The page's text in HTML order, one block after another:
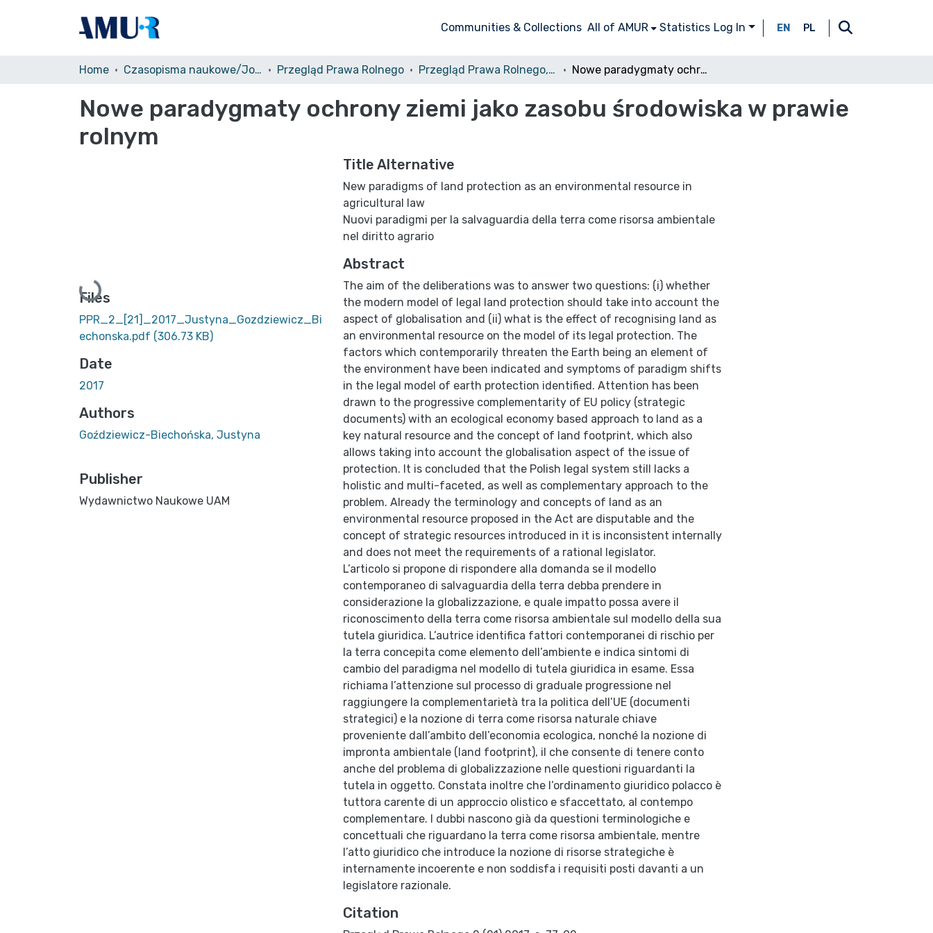
Communities & Collections All of AMUR Statistics Log In EN PL
Home Czasopisma naukowe/Journals Przegląd Prawa Rolnego Przegląd Prawa Rolnego, 2017 Nr 2 (21) Nowe paradygmaty ochrony ziemi jako zasobu środowiska w prawie rolnym
Nowe paradygmaty ochrony ziemi jako zasobu środowiska w prawie
rolnym
Loading...
Files
PPR_2_[21]_2017_Justyna_Gozdziewicz_Bi
echonska.pdf (306.73 KB)
Date
2017
Authors
Goździewicz-Biechońska, Justyna
Publisher
Wydawnictwo Naukowe UAM
Title Alternative
New paradigms of land protection as an environmental resource in
agricultural law
Nuovi paradigmi per la salvaguardia della terra come risorsa ambientale
nel diritto agrario
Abstract
The aim of the deliberations was to answer two questions: (i) whether
the modern model of legal land protection should take into account the
aspect of globalisation and (ii) what is the effect of recognising land as
an environmental resource on the model of its legal protection. The
factors which contemporarily threaten the Earth being an element of
the environment have been indicated and symptoms of paradigm shifts
in the legal model of earth protection identified. Attention has been
drawn to the progressive complementarity of EU policy (strategic
documents) with an ecological economy based approach to land as a
key natural resource and the concept of land footprint, which also
allows taking into account the globalisation aspect of the issue of
protection. It is concluded that the Polish legal system still lacks a
holistic and multi-faceted, as well as complementary approach to the
problem. Already the terminology and concepts of land as an
environmental resource proposed in the Act are disputable and the
concept of strategic resources introduced in it is inconsistent internally
and does not meet the requirements of a rational legislator.
L’articolo si propone di rispondere alla domanda se il modello
contemporaneo di salvaguardia della terra debba prendere in
considerazione la globalizzazione, e quale impatto possa avere il
riconoscimento della terra come risorsa ambientale sul modello della sua
tutela giuridica. L’autrice identifica fattori contemporanei di rischio per
la terra concepita come elemento dell’ambiente e indica sintomi di
cambio del paradigma nel modello di tutela giuridica in esame. Essa
richiama l’attenzione sul processo di graduale progressione nel
raggiungere la complementarietà tra la politica dell’UE (documenti
strategici) e la nozione di terra come risorsa naturale chiave
proveniente dall’ambito dell’economia ecologica, nonché la nozione di
impronta ambientale (land footprint), il che consente di tenere conto
anche del problema di globalizzazione nelle questioni riguardanti la
tutela in oggetto. Constata inoltre che l’ordinamento giuridico polacco è
tuttora carente di un approccio olistico e sfaccettato, al contempo
complementare. I dubbi nascono già da questioni terminologiche e
concettuali che riguardano la terra come risorsa ambientale, mentre
l’atto giuridico che introduce la nozione di risorse strategiche è
internamente incoerente e non soddisfa i requisiti posti davanti a un
legislatore razionale.
Citation